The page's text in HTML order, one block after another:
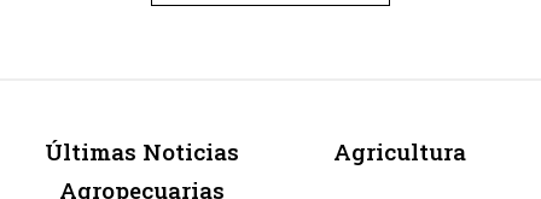
Últimas Noticias
Agropecuarias
Agricultura